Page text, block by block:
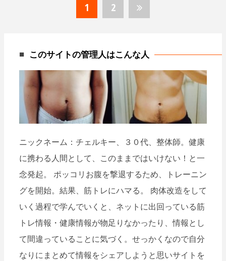
ビ
ゲ
ー
シ
ョ
ン
1 2
このサイトの管理人はこんな人
ニックネーム：チェルキー、３０代、整体師。健康
に携わる人間として、このままではいけない！と一
念発起。 ポッコリお腹を撃退するため、トレーニン
グを開始。結果、筋トレにハマる。 肉体改造をして
いく過程で学んでいくと、ネットに出回っている筋
トレ情報・健康情報が物足りなかったり、情報とし
て間違っていることに気づく。せっかくなので自分
なりにまとめて情報をシェアしようと思いサイトを